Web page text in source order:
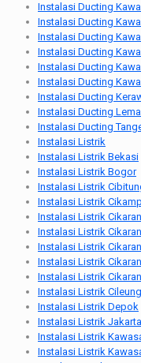
Instalasi Ducting
Instalasi Ducting
Instalasi Ducting
Instalasi Ducting
Instalasi Ducting
Instalasi Ducting
Instalasi Ducting
Instalasi Ducting
Instalasi Ducting
Instalasi Listrik
Instalasi Listrik Bekasi
Instalasi Listrik Bogor
Instalasi Listrik
Instalasi Listrik
Instalasi Listrik
Instalasi Listrik
Instalasi Listrik
Instalasi Listrik
Instalasi Listrik
Instalasi Listrik
Instalasi Listrik Depok
Instalasi Listrik Jakarta
Instalasi Listrik
Instalasi Listrik